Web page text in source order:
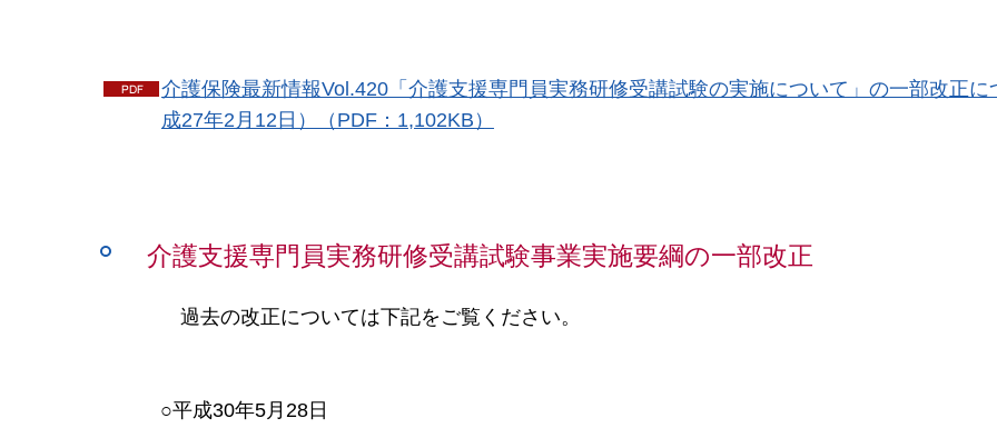
介護保険最新情報Vol.420「介護支援専門員実務研修受講試験の実施について」の一部改正に
成27年2月12日）（PDF：1,102KB）
介護支援専門員実務研修受講試験事業実施要綱の一部改正
過去の改正については下記をご覧ください。
○平成30年5月28日